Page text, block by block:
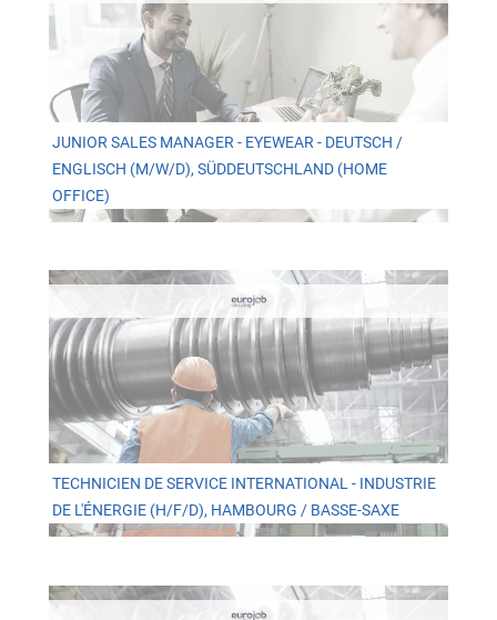
JUNIOR SALES MANAGER - EYEWEAR - DEUTSCH /
ENGLISCH (M/W/D), SÜDDEUTSCHLAND (HOME
OFFICE)
TECHNICIEN DE SERVICE INTERNATIONAL - INDUSTRIE
DE L'ÉNERGIE (H/F/D), HAMBOURG / BASSE-SAXE